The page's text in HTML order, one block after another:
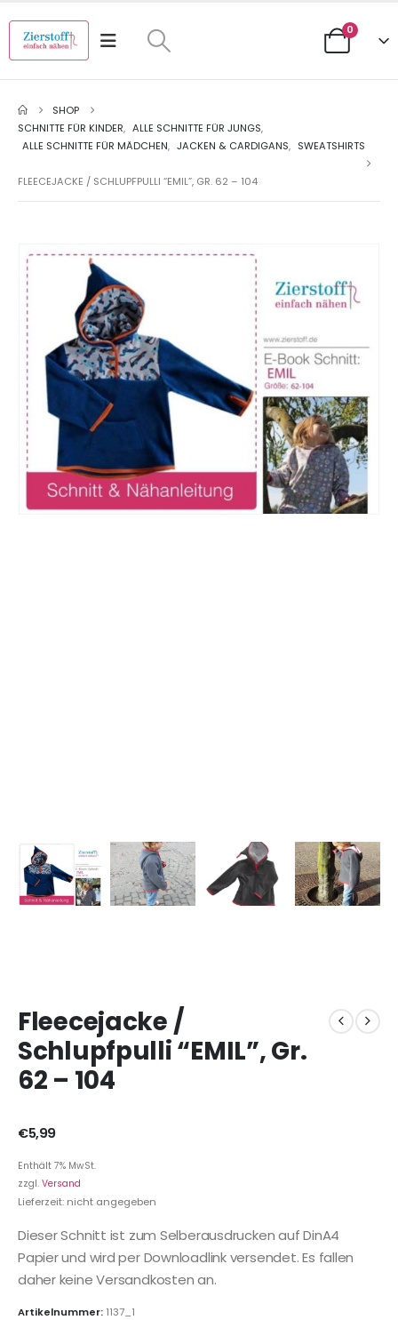
0
SHOP
SCHNITTE FÜR KINDER, ALLE SCHNITTE FÜR JUNGS,
ALLE SCHNITTE FÜR MÄDCHEN, JACKEN & CARDIGANS, SWEATSHIRTS
FLEECEJACKE / SCHLUPFPULLI “EMIL”, GR. 62 – 104
Fleecejacke /
Schlupfpulli “EMIL”, Gr.
62 – 104
€5,99
Enthält 7% MwSt.
zzgl. Versand
Lieferzeit: nicht angegeben
Dieser Schnitt ist zum Selberausdrucken auf DinA4
Papier und wird per Downloadlink versendet. Es fallen
daher keine Versandkosten an.
Artikelnummer: 1137_1